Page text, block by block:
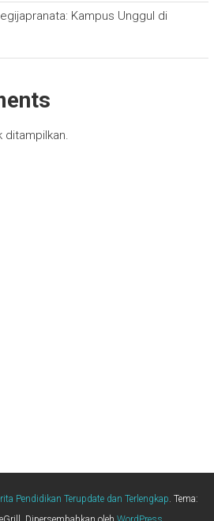
Kampus Unggul di
ditampilkan.
Pendidikan Terupdate dan Terlengkap. Tema: